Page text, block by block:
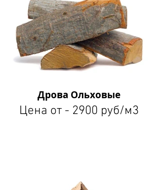
Дрова Ольховые
Цена от - 2900 руб/м3